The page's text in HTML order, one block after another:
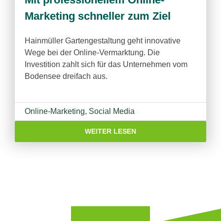
Marketing schneller zum Ziel
Hainmüller Gartengestaltung geht innovative
Wege bei der Online-Vermarktung. Die
Investition zahlt sich für das Unternehmen vom
Bodensee dreifach aus.
Online-Marketing, Social Media
WEITER LESEN